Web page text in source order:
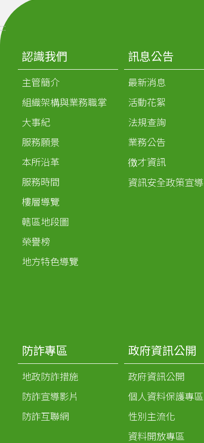
:::
認識我們
主管簡介
組織架構與業務職掌
大事紀
服務願景
本所沿革
服務時間
樓層導覽
轄區地段圖
榮譽榜
地方特色導覽
訊息公告
最新消息
活動花絮
法規查詢
業務公告
徴才資訊
資訊安全政策宣導
防詐專區
地政防詐措施
防詐宣導影片
防詐互聯網
政府資訊公開
政府資訊公開
個人資料保護專區
性別主流化
資料開放專區